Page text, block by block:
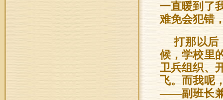
一直暖到了
难免会犯错
打那以后
候，学校里
卫兵组织、
飞。而我呢
——副班长兼